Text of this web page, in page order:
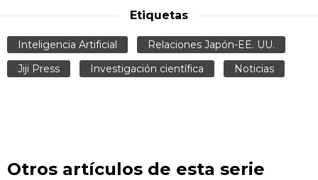
Etiquetas
Inteligencia Artificial
Relaciones Japón-EE. UU.
Jiji Press
Investigación científica Noticias
Otros artículos de esta serie